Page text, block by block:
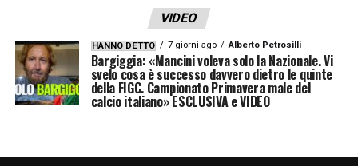
VIDEO
HANNO DETTO 7 giorni ago Alberto Petrosilli
Bargiggia: «Mancini voleva solo la Nazionale. Vi
svelo cosa è successo davvero dietro le quinte
della FIGC. Campionato Primavera male del
calcio italiano» ESCLUSIVA e VIDEO